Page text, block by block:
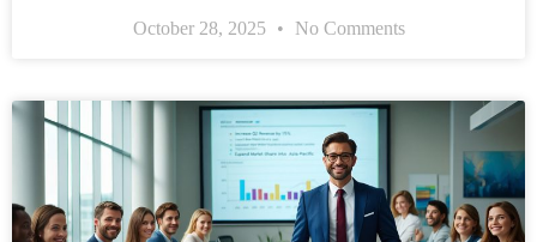
October 28, 2025 No Comments